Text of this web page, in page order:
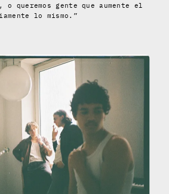
queremos gente que aumente el
lo mismo.”